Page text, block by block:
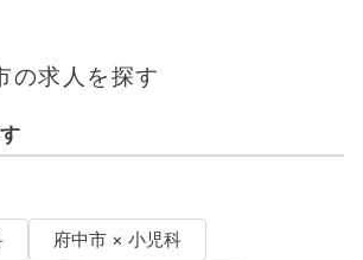
の求人を探す
府中市 × 小児科